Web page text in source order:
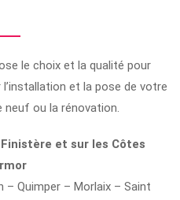
le choix et la qualité pour
et la pose de votre
neuf ou la rénovation.
et sur les Côtes
– Quimper – Morlaix – Saint